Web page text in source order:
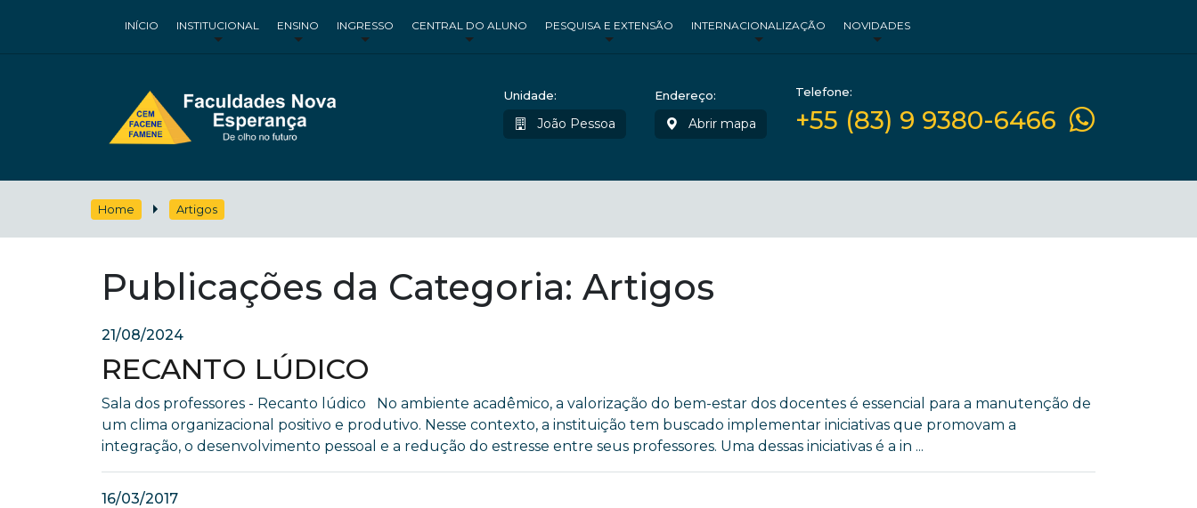
INÍCIO INSTITUCIONAL ENSINO INGRESSO CENTRAL DO ALUNO PESQUISA E EXTENSÃO INTERNACIONALIZAÇÃO NOVIDADES
Unidade:
João Pessoa
Endereço:
Abrir mapa
Telefone:
+55 (83) 9 9380-6466
Home Artigos
Publicações da Categoria: Artigos
21/08/2024
RECANTO LÚDICO
Sala dos professores - Recanto lúdico No ambiente acadêmico, a valorização do bem-estar dos docentes é essencial para a manutenção de
um clima organizacional positivo e produtivo. Nesse contexto, a instituição tem buscado implementar iniciativas que promovam a
integração, o desenvolvimento pessoal e a redução do estresse entre seus professores. Uma dessas iniciativas é a in ...
16/03/2017